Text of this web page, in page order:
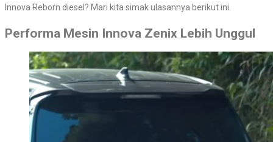
Innova Reborn diesel? Mari kita simak ulasannya berikut ini.
Performa Mesin Innova Zenix Lebih Unggul